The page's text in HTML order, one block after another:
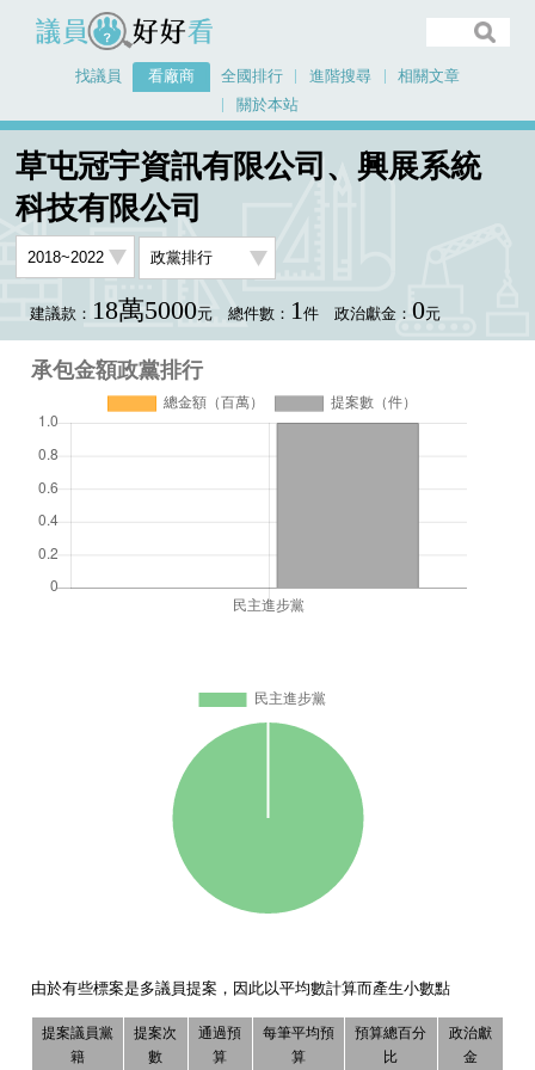
議員好好看
找議員 看廠商 全國排行 進階搜尋
相關文章
關於本站
草屯冠宇資訊有限公司、興展系統科技有限公司
承包金額政黨排行
草屯冠宇資訊有限公司、興展系統
科技有限公司
建議款： 18萬5000元 總件數： 1件 政治獻金： 0元
承包金額政黨排行
由於有些標案是多議員提案，因此以平均數計算而產生小數點
提案議員黨
籍
提案次
數
通過預
算
每筆平均預
算
預算總百分
比
政治獻
金